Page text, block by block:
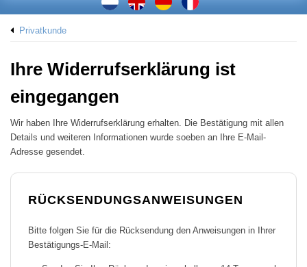
Privatkunde
Ihre Widerrufserklärung ist
eingegangen
Wir haben Ihre Widerrufserklärung erhalten. Die Bestätigung mit allen
Details und weiteren Informationen wurde soeben an Ihre E-Mail-
Adresse gesendet.
RÜCKSENDUNGSANWEISUNGEN
Bitte folgen Sie für die Rücksendung den Anweisungen in Ihrer
Bestätigungs-E-Mail: